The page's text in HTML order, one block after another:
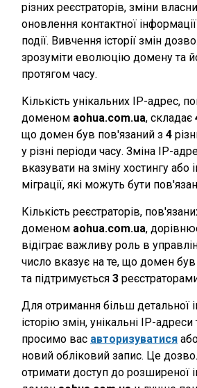
різних реєстраторів, зміни
оновлення контактної
події. Вивчення історії змін
зрозуміти еволюцію домену та
протягом часу.
Кількість унікальних IP-адрес,
доменом aohua.com.ua, складає
що домен був пов'язаний з 4
у різні періоди часу. Зміна IP-
вказувати на зміну хостингу або
міграції, які можуть бути
Кількість реєстраторів,
доменом aohua.com.ua,
відіграє важливу роль в
число вказує на те, що домен
та підтримується 3
Для отримання більш детальної
історію змін, унікальні IP-адреси
просимо вас авторизуватися
новий обліковий запис. Це
отримати доступ до розширеної